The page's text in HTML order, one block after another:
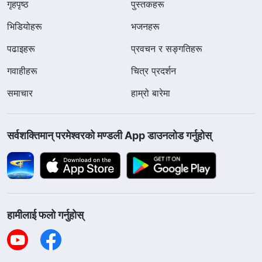
गृहपृष्ठ
पुस्तकहरू
भिडियोहरू
भजनहरू
पढाइहरू
प्रवचन र सङ्गतिहरू
गवाहीहरू
चित्र प्रदर्शन
समाचार
हाम्रो बारेमा
सर्वशक्तिमान्‌ परमेश्‍वरको मण्डली App डाउनलोड गर्नुहोस्
हामीलाई फलो गर्नुहोस्